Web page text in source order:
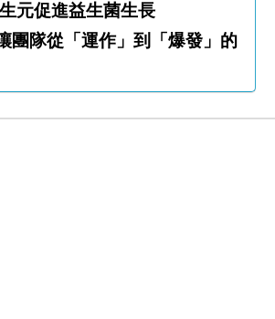
安康 益生元促進益生菌生長
團隊從「運作」到「爆發」的